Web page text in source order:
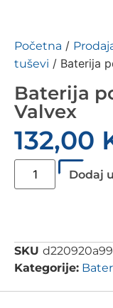
Početna /
tuševi / Baterija
Baterija
Valvex
132,00
Dodaj
SKU
Kategorije: